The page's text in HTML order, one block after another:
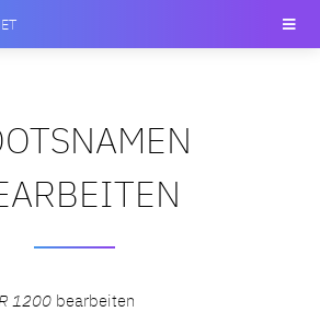
1200 bearbeiten